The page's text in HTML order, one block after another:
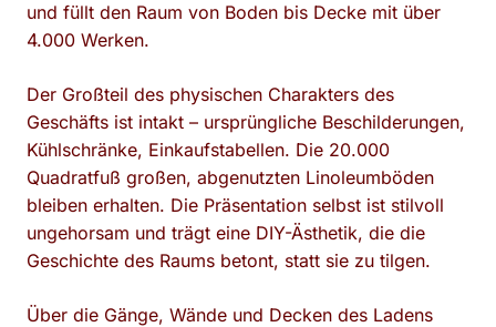
und füllt den Raum von Boden bis Decke mit über
4.000 Werken.
Der Großteil des physischen Charakters des
Geschäfts ist intakt – ursprüngliche Beschilderungen,
Kühlschränke, Einkaufstabellen. Die 20.000
Quadratfuß großen, abgenutzten Linoleumböden
bleiben erhalten. Die Präsentation selbst ist stilvoll
ungehorsam und trägt eine DIY-Ästhetik, die die
Geschichte des Raums betont, statt sie zu tilgen.
Über die Gänge, Wände und Decken des Ladens